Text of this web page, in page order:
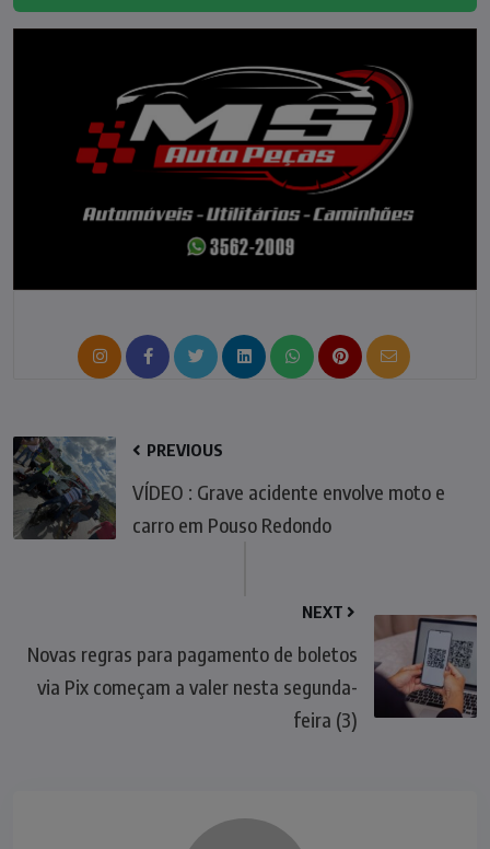
PREVIOUS
VÍDEO : Grave acidente envolve moto e
carro em Pouso Redondo
NEXT
Novas regras para pagamento de boletos
via Pix começam a valer nesta segunda-
feira (3)